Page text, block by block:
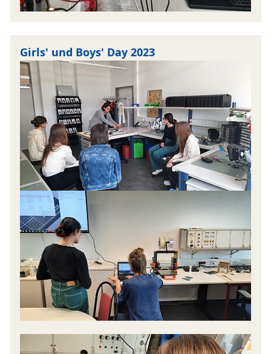
Girls' und Boys' Day 2023